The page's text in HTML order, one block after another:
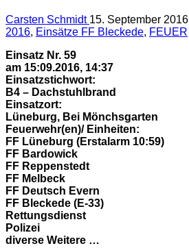
Carsten Schmidt 15. September 2016
2016, Einsätze FF Bleckede, FEUER
Einsatz Nr. 59
am 15:09.2016, 14:37
Einsatzstichwort:
B4 – Dachstuhlbrand
Einsatzort:
Lüneburg, Bei Mönchsgarten
Feuerwehr(en)/ Einheiten:
FF Lüneburg (Erstalarm 10:59)
FF Bardowick
FF Reppenstedt
FF Melbeck
FF Deutsch Evern
FF Bleckede (E-33)
Rettungsdienst
Polizei
diverse Weitere …